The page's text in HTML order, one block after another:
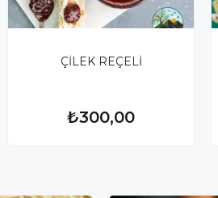
ÇİLEK REÇELİ
₺300,00